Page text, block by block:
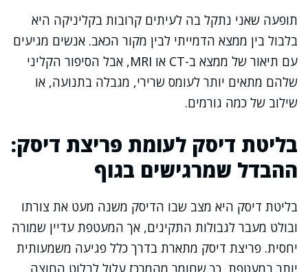
תופעה שאני נתקל בה לעיתים קרובות בקליניקה היא
בלבול בין ממצא הדמייתי לבין מקור הכאב. אנשים מגיעים
עם תיאור של ממצא ב-CT או MRI, אבל הסיפור הקליני
שלהם מתאים יותר לעומס שרירי, מגבלה בתנועה, או
שילוב של כמה גורמים.
בליטת דיסק לעומת פריצת דיסק:
ההבדל שמרגישים בגוף
בליטת דיסק היא מצב שבו הדיסק משנה מעט את צורתו
ובולט מעבר לגבולות התקינים, אך המעטפת עדיין שמורה
יחסית. פריצת דיסק מתארת בדרך כלל פגיעה משמעותית
יותר במעטפת, כך שחומר מהמרכז עלול לבלוט החוצה